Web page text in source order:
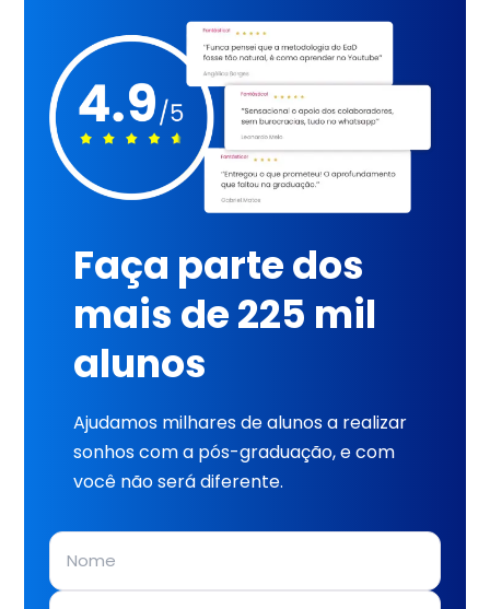
Faça parte dos
mais de 225 mil
alunos
Ajudamos milhares de alunos a realizar
sonhos com a pós-graduação, e com
você não será diferente.